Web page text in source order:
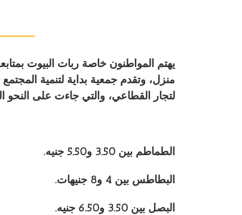
يهتم المواطنون خاصة ربات البيوت
لتجار القطاعي، والتي جاءت على النحو
الطماطم بين 3.50 و5.50 جنيه.
البطاطس بين 4 و8 جنيهات.
البصل بين 3.50 و6.50 جنيه.